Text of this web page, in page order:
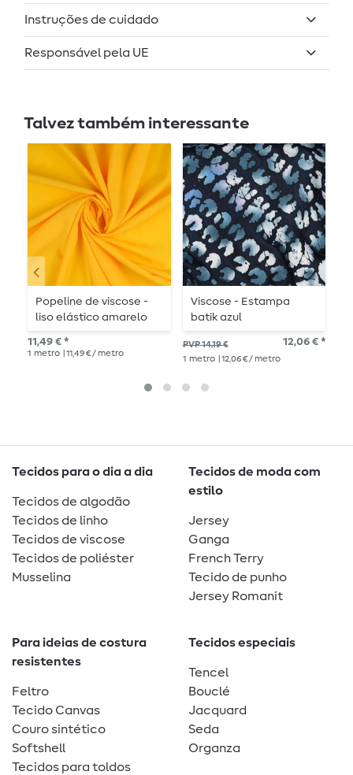
Instruções de cuidado
Responsável pela UE
Talvez também interessante
Popeline de viscose -
liso elástico amarelo
11,49 € *
1 metro | 11,49 € / metro
Viscose - Estampa
batik azul
PVP 14,19 € 12,06 € *
1 metro | 12,06 € / metro
Tecidos para o dia a dia
Tecidos de algodão
Tecidos de linho
Tecidos de viscose
Tecidos de poliéster
Musselina
Tecidos de moda com
estilo
Jersey
Ganga
French Terry
Tecido de punho
Jersey Romanit
Para ideias de costura
resistentes
Feltro
Tecido Canvas
Couro sintético
Softshell
Tecidos para toldos
Tecidos especiais
Tencel
Bouclé
Jacquard
Seda
Organza